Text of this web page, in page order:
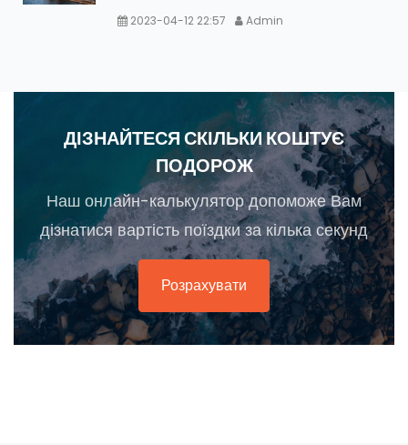
2023-04-12 22:57 Admin
ДІЗНАЙТЕСЯ СКІЛЬКИ КОШТУЄ
ПОДОРОЖ
Наш онлайн-калькулятор допоможе Вам
дізнатися вартість поїздки за кілька секунд
Розрахувати